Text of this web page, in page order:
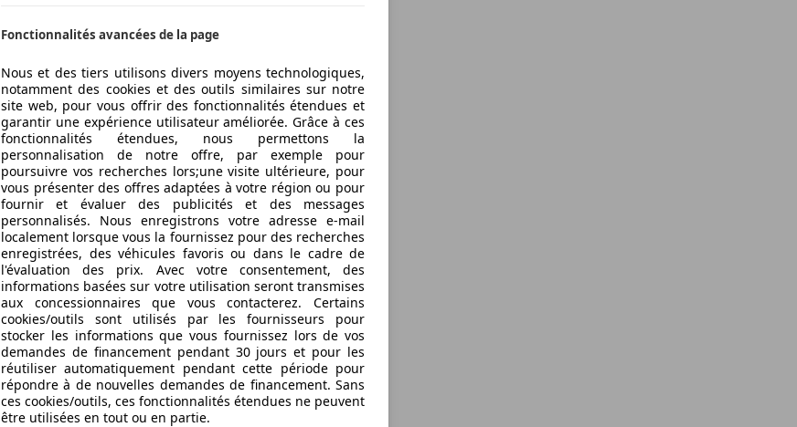
Fonctionnalités avancées de la page
Nous et des tiers utilisons divers moyens technologiques,
notamment des cookies et des outils similaires sur notre
site web, pour vous offrir des fonctionnalités étendues et
garantir une expérience utilisateur améliorée. Grâce à ces
fonctionnalités étendues, nous permettons la
personnalisation de notre offre, par exemple pour
poursuivre vos recherches lors;une visite ultérieure, pour
vous présenter des offres adaptées à votre région ou pour
fournir et évaluer des publicités et des messages
personnalisés. Nous enregistrons votre adresse e-mail
localement lorsque vous la fournissez pour des recherches
enregistrées, des véhicules favoris ou dans le cadre de
l'évaluation des prix. Avec votre consentement, des
informations basées sur votre utilisation seront transmises
aux concessionnaires que vous contacterez. Certains
cookies/outils sont utilisés par les fournisseurs pour
stocker les informations que vous fournissez lors de vos
demandes de financement pendant 30 jours et pour les
réutiliser automatiquement pendant cette période pour
répondre à de nouvelles demandes de financement. Sans
ces cookies/outils, ces fonctionnalités étendues ne peuvent
être utilisées en tout ou en partie.